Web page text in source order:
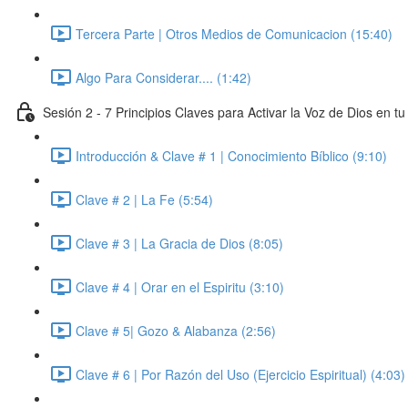
Tercera Parte | Otros Medios de Comunicacion (15:40)
Algo Para Considerar.... (1:42)
Sesión 2 - 7 Principios Claves para Activar la Voz de Dios en
Introducción & Clave # 1 | Conocimiento Bíblico (9:10)
Clave # 2 | La Fe (5:54)
Clave # 3 | La Gracia de Dios (8:05)
Clave # 4 | Orar en el Espiritu (3:10)
Clave # 5| Gozo & Alabanza (2:56)
Clave # 6 | Por Razón del Uso (Ejercicio Espiritual) (4:03)